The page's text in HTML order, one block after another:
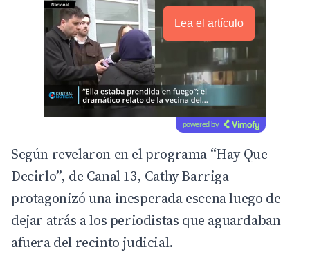
Lea el artículo
powered by
Según revelaron en el programa “Hay Que
Decirlo”, de Canal 13, Cathy Barriga
protagonizó una inesperada escena luego de
dejar atrás a los periodistas que aguardaban
afuera del recinto judicial.